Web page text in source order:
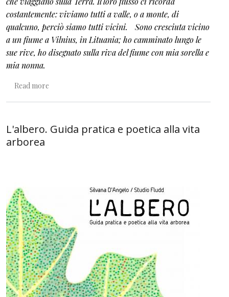
costantemente: viviamo tutti a valle, o a monte, di
qualcuno, perciò siamo tutti vicini. Sono cresciuta vicino
a un fiume a Vilnius, in Lituania; ho camminato lungo le
sue rive, ho disegnato sulla riva del fiume con mia sorella e
mia nonna.
Read more
L'albero. Guida pratica e poetica alla vita
arborea